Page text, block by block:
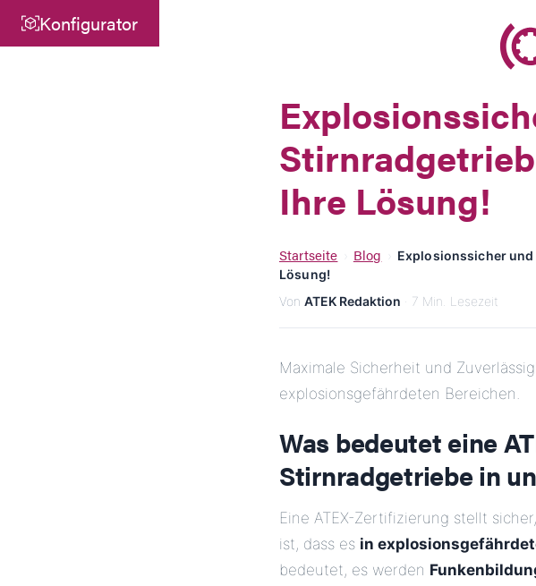
Firmenname
E-Mail
Konfigurator
Ihre Lösung!
Startseite Blog
Explosionssicher
Lösung!
Von ATEK Redaktion · 7 Min. Lesezeit
Maximale Sicherheit und
explosionsgefährdeten Bereichen.
Was bedeutet eine
Stirnradgetriebe in
Eine ATEX-Zertifizierung stellt
ist, dass es in
bedeutet, es werden